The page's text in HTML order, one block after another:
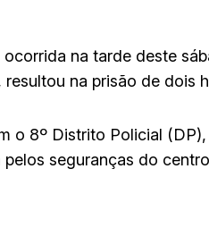
na tarde deste
resultou na prisão de dois
o 8º Distrito Policial
seguranças do